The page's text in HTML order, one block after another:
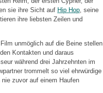
sie ihre Sicht auf Hip Hop , seine
ihre liebsten Zeilen und
unmöglich auf die Beine stellen
Kontakten und daraus
während drei Jahrzehnten im
trommelt so viel ehrwürdige
zuvor auf einem Haufen